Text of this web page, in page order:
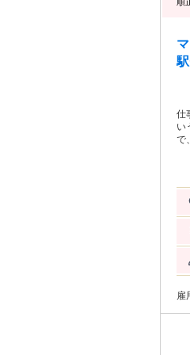
仕事内容: 順正会内科
い
で
ま
雇